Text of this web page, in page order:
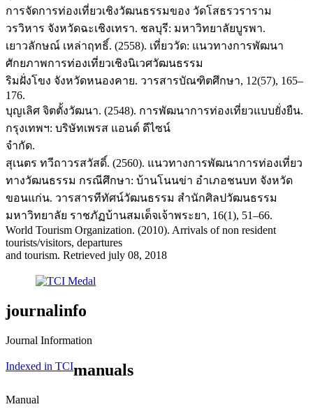
การจัดการท่องเที่ยวเชิงวัฒนธรรมของ วัดโสธรวราราม
วรวิหาร จังหวัดฉะเชิงเทรา. ชลบุรี: มหาวิทยาลัยบูรพา.
เยาวลักษณ์ เหล่าฤทธิ์. (2558). เที่ยววัด: แนวทางการพัฒนา
ศักยภาพการท่องเที่ยวเชิงนิเวศวัฒนธรรม
ริมฝั่งโขง จังหวัดหนองคาย. วารสารบัณฑิตศึกษา, 12(57), 165–
176.
บุญเลิศ จิตตั้งวัฒนา. (2548). การพัฒนาการท่องเที่ยวแบบยั่งยืน.
กรุงเทพฯ: บริษัทเพรส แอนด์ ดีไซน์
จำกัด.
สุเนตร ทวีถาวรสวัสดิ์. (2560). แนวทางการพัฒนาการท่องเที่ยว
ทางวัฒนธรรม กรณีศึกษา: บ้านโนนข่า อำเภอชนบท จังหวัด
ขอนแก่น. วารสารทีทัศน์วัฒนธรรม สำนักศิลปวัฒนธรรม
มหาวิทยาลัย ราชภัฏบ้านสมเด็จเจ้าพระยา, 16(1), 51–66.
World Tourism Organization. (2010). Arrivals of non resident
tourists/visitors, departures
and tourism. Retrieved july 08, 2018
journalinfo
Journal Information
Indexed in TCImanuals
Manual